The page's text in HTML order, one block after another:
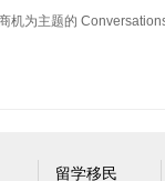
机为主题的
留学移民